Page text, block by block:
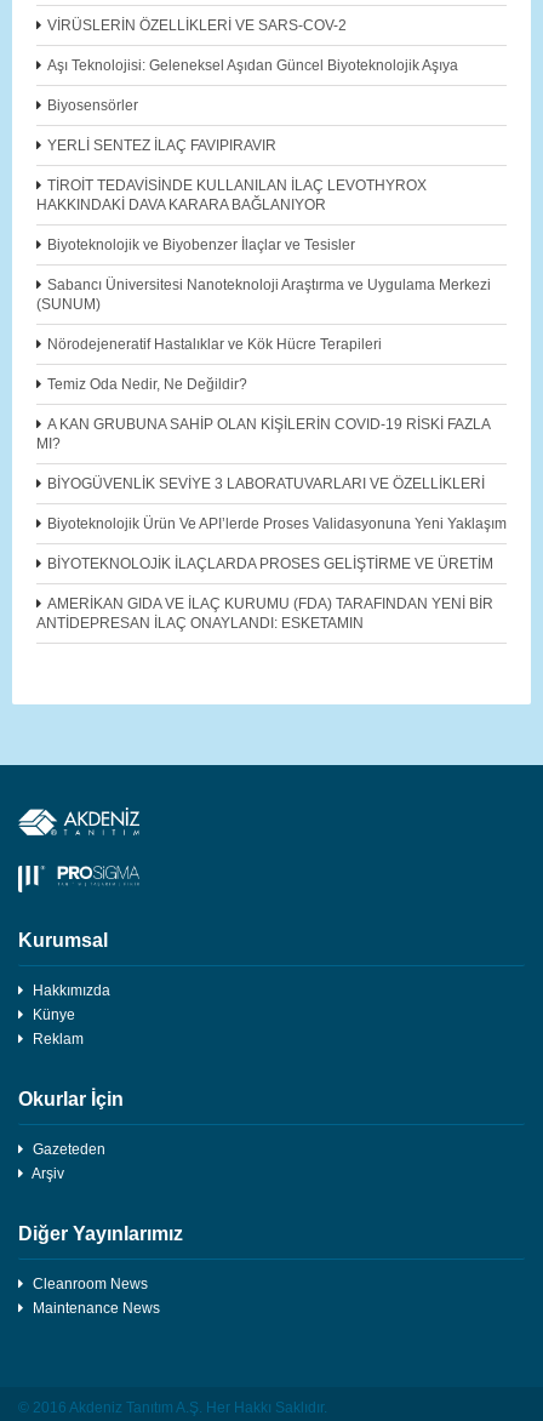
VİRÜSLERİN ÖZELLİKLERİ VE SARS-COV-2
Aşı Teknolojisi: Geleneksel Aşıdan Güncel Biyoteknolojik Aşıya
Biyosensörler
YERLİ SENTEZ İLAÇ FAVIPIRAVIR
TİROİT TEDAVİSİNDE KULLANILAN İLAÇ LEVOTHYROX
HAKKINDAKİ DAVA KARARA BAĞLANIYOR
Biyoteknolojik ve Biyobenzer İlaçlar ve Tesisler
Sabancı Üniversitesi Nanoteknoloji Araştırma ve Uygulama Merkezi
(SUNUM)
Nörodejeneratif Hastalıklar ve Kök Hücre Terapileri
Temiz Oda Nedir, Ne Değildir?
A KAN GRUBUNA SAHİP OLAN KİŞİLERİN COVID-19 RİSKİ FAZLA
MI?
BİYOGÜVENLİK SEVİYE 3 LABORATUVARLARI VE ÖZELLİKLERİ
Biyoteknolojik Ürün Ve API’lerde Proses Validasyonuna Yeni Yaklaşım
BİYOTEKNOLOJİK İLAÇLARDA PROSES GELİŞTİRME VE ÜRETİM
AMERİKAN GIDA VE İLAÇ KURUMU (FDA) TARAFINDAN YENİ BİR
ANTİDEPRESAN İLAÇ ONAYLANDI: ESKETAMIN
Kurumsal
Hakkımızda
Künye
Reklam
Okurlar İçin
Gazeteden
Arşiv
Diğer Yayınlarımız
Cleanroom News
Maintenance News
© 2016 Akdeniz Tanıtım A.Ş. Her Hakkı Saklıdır.